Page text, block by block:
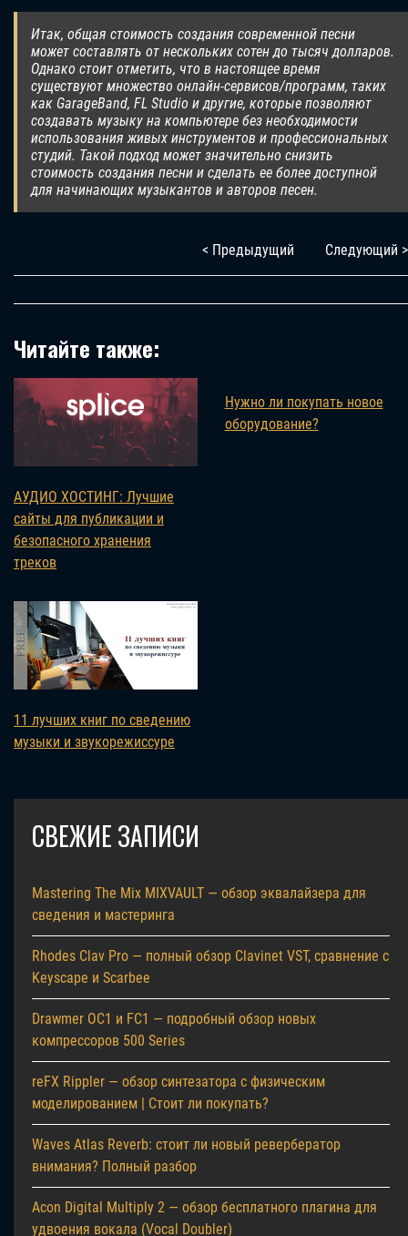
Итак, общая стоимость создания современной песни
может составлять от нескольких сотен до тысяч долларов.
Однако стоит отметить, что в настоящее время
существуют множество онлайн-сервисов/программ, таких
как GarageBand, FL Studio и другие, которые позволяют
создавать музыку на компьютере без необходимости
использования живых инструментов и профессиональных
студий. Такой подход может значительно снизить
стоимость создания песни и сделать ее более доступной
для начинающих музыкантов и авторов песен.
< Предыдущий Следующий >
Читайте также:
АУДИО ХОСТИНГ: Лучшие
сайты для публикации и
безопасного хранения
треков
Нужно ли покупать новое
оборудование?
11 лучших книг по сведению
музыки и звукорежиссуре
СВЕЖИЕ ЗАПИСИ
Mastering The Mix MIXVAULT — обзор эквалайзера для
сведения и мастеринга
Rhodes Clav Pro — полный обзор Clavinet VST, сравнение с
Keyscape и Scarbee
Drawmer OC1 и FC1 — подробный обзор новых
компрессоров 500 Series
reFX Rippler — обзор синтезатора с физическим
моделированием | Стоит ли покупать?
Waves Atlas Reverb: стоит ли новый ревербератор
внимания? Полный разбор
Acon Digital Multiply 2 — обзор бесплатного плагина для
удвоения вокала (Vocal Doubler)